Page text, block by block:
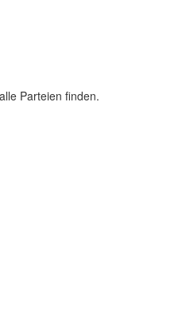
Parteien finden.